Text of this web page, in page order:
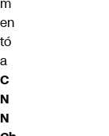
en
tó
a
C
N
N